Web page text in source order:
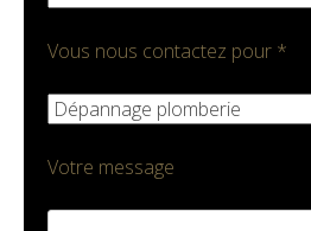
Vous nous contactez pour *
Votre message